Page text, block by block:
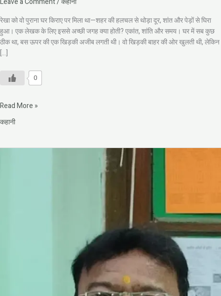
रेखा को वो पुराना घर किराए पर मिला था—शहर की हलचल से थोड़ा दूर, शांत और पेड़ों से घिरा
हुआ। एक लेखक के लिए इससे अच्छी जगह क्या होती? एकांत, शांति और समय। घर में सब कुछ
ठीक था, बस ऊपर की एक खिड़की अजीब लगती थी। वो खिड़की बाहर की ओर खुलती थी, लेकिन
[…]
0
Read More »
कहानी